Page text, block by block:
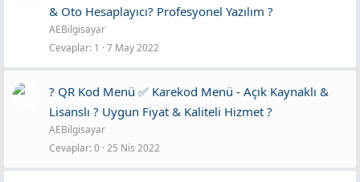
& Oto Hesaplayıcı? Profesyonel Yazılım ?
AEBilgisayar
Cevaplar 1 7 May 2022
? QR Kod Menü ✅ Karekod Menü - Açık Kaynaklı &
Lisanslı ? Uygun Fiyat & Kaliteli Hizmet ?
AEBilgisayar
Cevaplar 0 25 Nis 2022